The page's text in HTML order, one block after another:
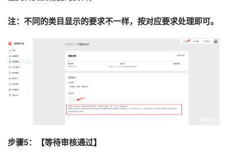
注：不同的类目显示的要求不一样，按对应要求处理即可。
步骤5：【等待审核通过】